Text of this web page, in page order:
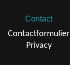
Contact
Contactformulier
Privacy